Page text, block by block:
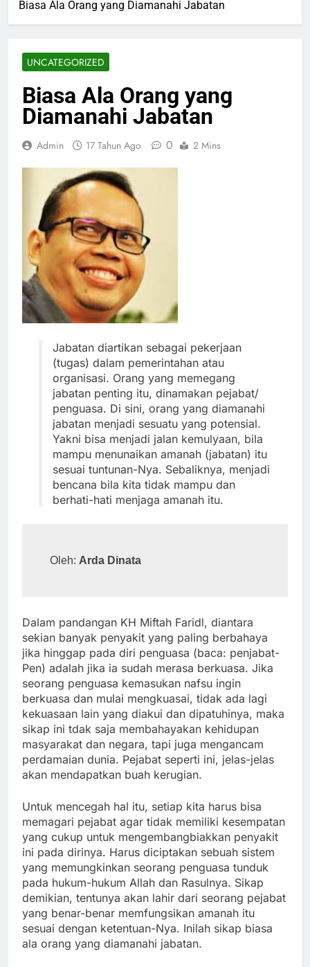
Biasa Ala Orang yang Diamanahi Jabatan
UNCATEGORIZED
Biasa Ala Orang yang
Diamanahi Jabatan
Admin 17 Tahun Ago 0 2 Mins
Jabatan diartikan sebagai pekerjaan
(tugas) dalam pemerintahan atau
organisasi. Orang yang memegang
jabatan penting itu, dinamakan pejabat/
penguasa. Di sini, orang yang diamanahi
jabatan menjadi sesuatu yang potensial.
Yakni bisa menjadi jalan kemulyaan, bila
mampu menunaikan amanah (jabatan) itu
sesuai tuntunan-Nya. Sebaliknya, menjadi
bencana bila kita tidak mampu dan
berhati-hati menjaga amanah itu.
Oleh: Arda Dinata
Dalam pandangan KH Miftah Faridl, diantara
sekian banyak penyakit yang paling berbahaya
jika hinggap pada diri penguasa (baca: penjabat-
Pen) adalah jika ia sudah merasa berkuasa. Jika
seorang penguasa kemasukan nafsu ingin
berkuasa dan mulai mengkuasai, tidak ada lagi
kekuasaan lain yang diakui dan dipatuhinya, maka
sikap ini tdak saja membahayakan kehidupan
masyarakat dan negara, tapi juga mengancam
perdamaian dunia. Pejabat seperti ini, jelas-jelas
akan mendapatkan buah kerugian.
Untuk mencegah hal itu, setiap kita harus bisa
memagari pejabat agar tidak memiliki kesempatan
yang cukup untuk mengembangbiakkan penyakit
ini pada dirinya. Harus diciptakan sebuah sistem
yang memungkinkan seorang penguasa tunduk
pada hukum-hukum Allah dan Rasulnya. Sikap
demikian, tentunya akan lahir dari seorang pejabat
yang benar-benar memfungsikan amanah itu
sesuai dengan ketentuan-Nya. Inilah sikap biasa
ala orang yang diamanahi jabatan.